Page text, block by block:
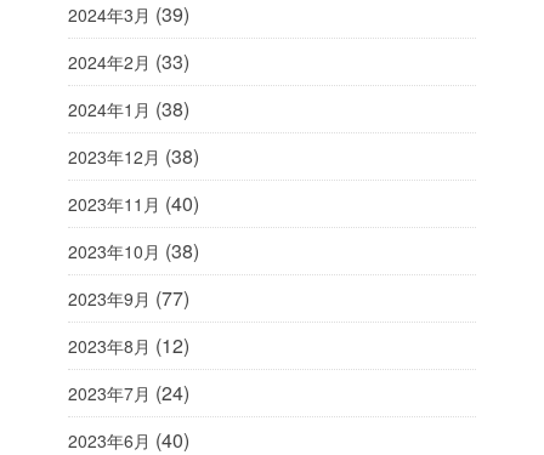
2024年3月 (39)
2024年2月 (33)
2024年1月 (38)
2023年12月 (38)
2023年11月 (40)
2023年10月 (38)
2023年9月 (77)
2023年8月 (12)
2023年7月 (24)
2023年6月 (40)